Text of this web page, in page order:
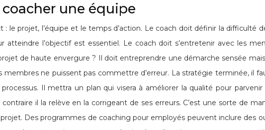
une équipe
projet, l’équipe et le temps d’action. Le coach doit définir la difficulté
atteindre l’objectif est essentiel. Le coach doit s’entretenir avec les
de haute envergure ? Il doit entreprendre une démarche sensée mais
ne puissent pas commettre d’erreur. La stratégie terminée, il
Il mettra un plan qui visera à améliorer la qualité pour
il la relève en la corrigeant de ses erreurs. C’est une sorte de
Des programmes de coaching pour employés peuvent inclure des